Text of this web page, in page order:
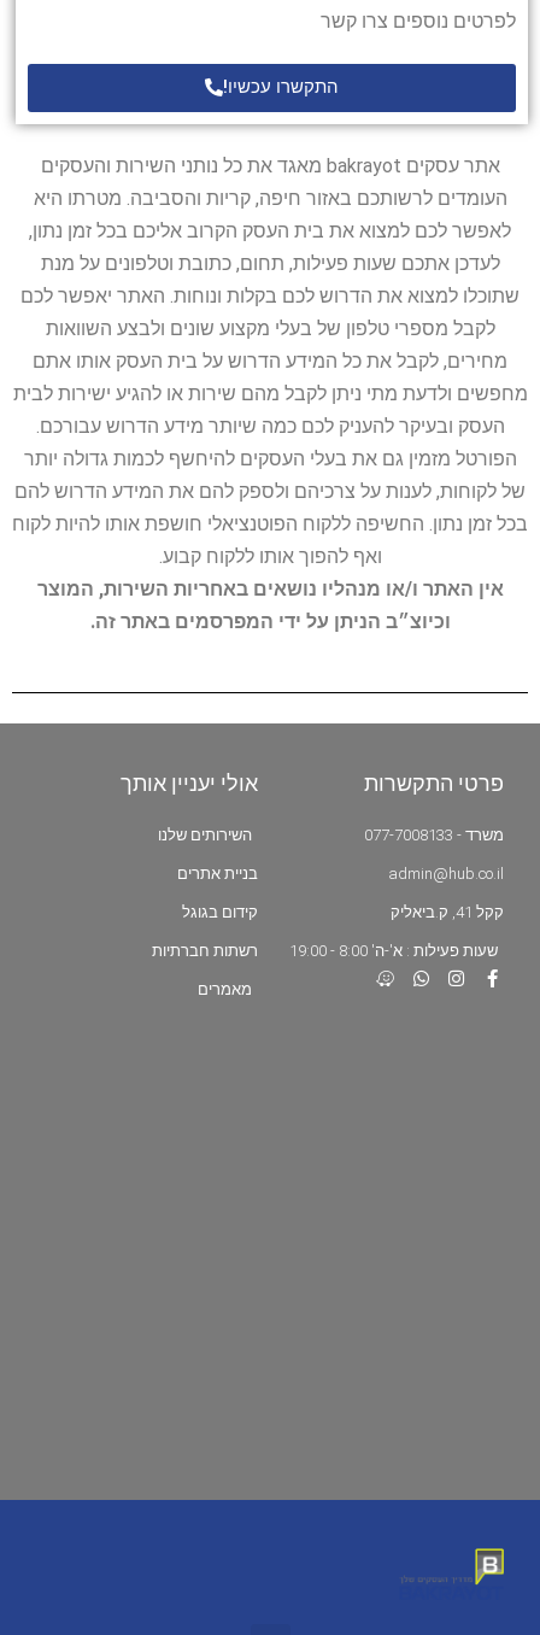
לפרטים נוספים צרו קשר
התקשרו עכשיו!
אתר עסקים bakrayot מאגד את כל נותני השירות והעסקים
העומדים לרשותכם באזור חיפה, קריות והסביבה. מטרתו היא
לאפשר לכם למצוא את בית העסק הקרוב אליכם בכל זמן נתון,
לעדכן אתכם שעות פעילות, תחום, כתובת וטלפונים על מנת
שתוכלו למצוא את הדרוש לכם בקלות ונוחות. האתר יאפשר לכם
לקבל מספרי טלפון של בעלי מקצוע שונים ולבצע השוואות
מחירים, לקבל את כל המידע הדרוש על בית העסק אותו אתם
מחפשים ולדעת מתי ניתן לקבל מהם שירות או להגיע ישירות לבית
העסק ובעיקר להעניק לכם כמה שיותר מידע הדרוש עבורכם.
הפורטל מזמין גם את בעלי העסקים להיחשף לכמות גדולה יותר
של לקוחות, לענות על צרכיהם ולספק להם את המידע הדרוש להם
בכל זמן נתון. החשיפה ללקוח הפוטנציאלי חושפת אותו להיות לקוח
ואף להפוך אותו ללקוח קבוע.
אין האתר ו/או מנהליו נושאים באחריות השירות, המוצר
וכיוצ״ב הניתן על ידי המפרסמים באתר זה.
פרטי התקשרות
משרד - 077-7008133
admin@hub.co.il
קקל 41, ק.ביאליק
שעות פעילות : א'-ה' 8:00 - 19:00
אולי יעניין אותך
השירותים שלנו
בניית אתרים
קידום בגוגל
רשתות חברתיות
מאמרים